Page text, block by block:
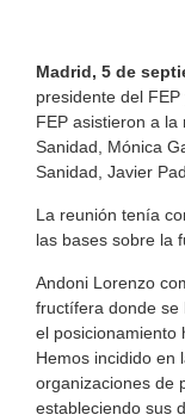
Madrid, 5 de
presidente del
FEP asistieron a
Sanidad, Mónica
Sanidad, Javier
La reunión tenía
las bases sobre la
Andoni Lorenzo
fructífera donde se
el posicionamiento
Hemos incidido en
organizaciones de
estableciendo sus